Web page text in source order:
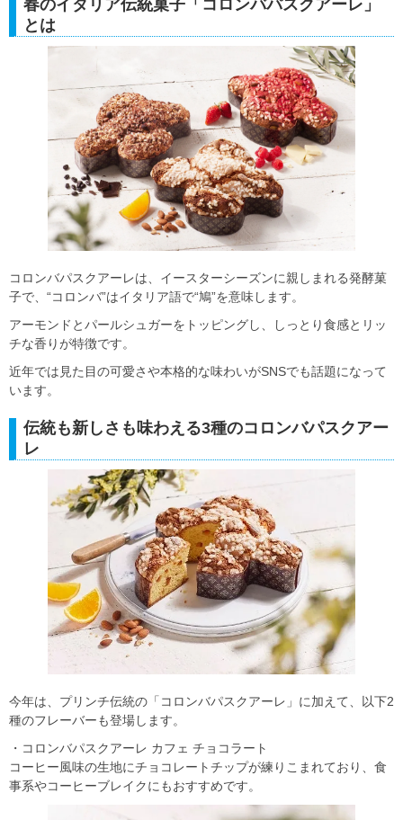
春のイタリア伝統菓子「コロンバパスクアーレ」
とは
コロンバパスクアーレは、イースターシーズンに親しまれる発酵菓
子で、“コロンバ”はイタリア語で“鳩”を意味します。
アーモンドとパールシュガーをトッピングし、しっとり食感とリッ
チな香りが特徴です。
近年では見た目の可愛さや本格的な味わいがSNSでも話題になって
います。
伝統も新しさも味わえる3種のコロンバパスクアー
レ
今年は、プリンチ伝統の「コロンバパスクアーレ」に加えて、以下2
種のフレーバーも登場します。
・コロンバパスクアーレ カフェ チョコラート
コーヒー風味の生地にチョコレートチップが練りこまれており、食
事系やコーヒーブレイクにもおすすめです。